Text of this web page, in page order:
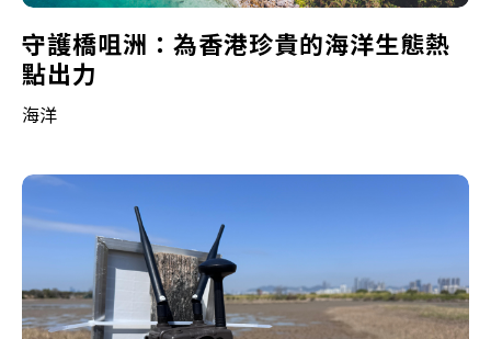
守護橋咀洲：為香港珍貴的海洋生態熱
點出力
海洋